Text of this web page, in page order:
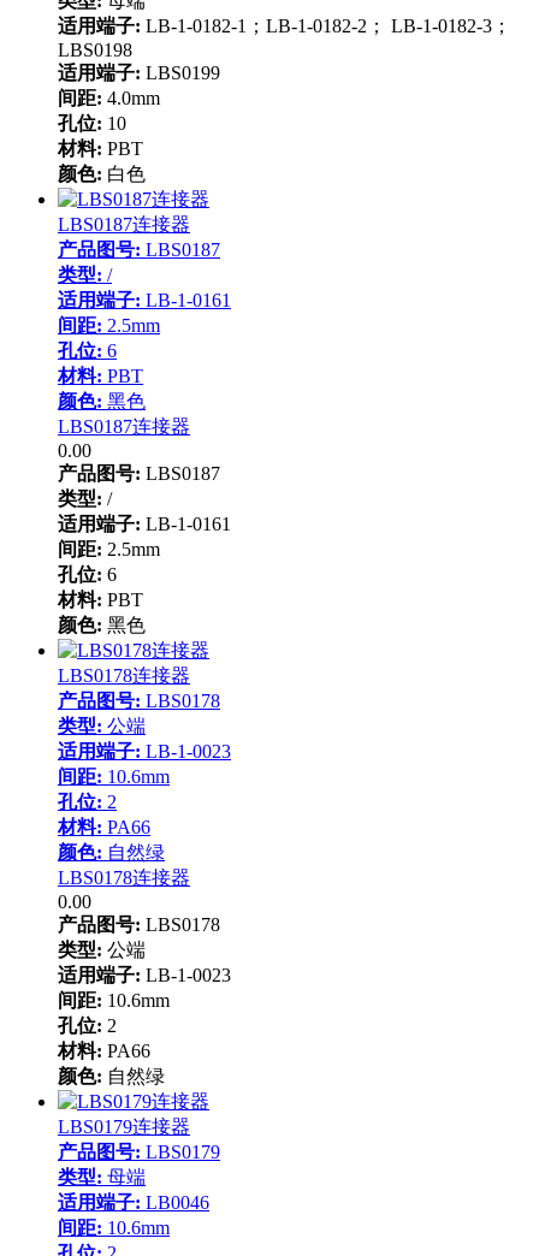
适用端子: LB-1-0182-1；LB-1-0182-2； LB-1-0182-3；
LBS0198
适用端子: LBS0199
间距: 4.0mm
孔位: 10
材料: PBT
颜色: 白色
LBS0187连接器
产品图号: LBS0187
类型: /
适用端子: LB-1-0161
间距: 2.5mm
孔位: 6
材料: PBT
颜色: 黑色
LBS0187连接器
0.00
产品图号: LBS0187
类型: /
适用端子: LB-1-0161
间距: 2.5mm
孔位: 6
材料: PBT
颜色: 黑色
LBS0178连接器
产品图号: LBS0178
类型: 公端
适用端子: LB-1-0023
间距: 10.6mm
孔位: 2
材料: PA66
颜色: 自然绿
LBS0178连接器
0.00
产品图号: LBS0178
类型: 公端
适用端子: LB-1-0023
间距: 10.6mm
孔位: 2
材料: PA66
颜色: 自然绿
LBS0179连接器
产品图号: LBS0179
类型: 母端
适用端子: LB0046
间距: 10.6mm